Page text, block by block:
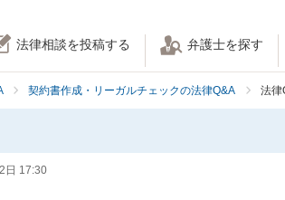
法律相談を投稿する 弁護士を探す
契約書作成・リーガルチェックの法律Q&A 法律
日 17:30